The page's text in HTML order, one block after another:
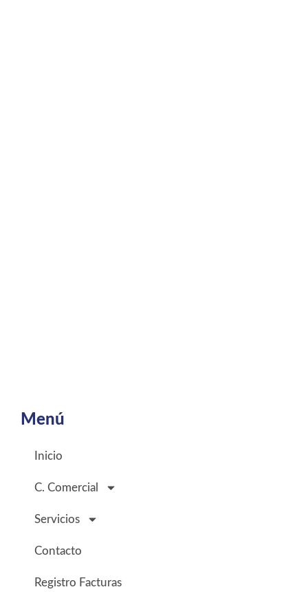
Menú
Inicio
C. Comercial
Servicios
Contacto
Registro Facturas